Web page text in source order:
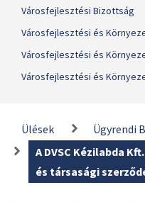
Városfejlesztési Bizottság
Városfejlesztési és
Városfejlesztési és
Városfejlesztési és
Ülések
Ügyrendi
A DVSC Kézilabda
és társasági